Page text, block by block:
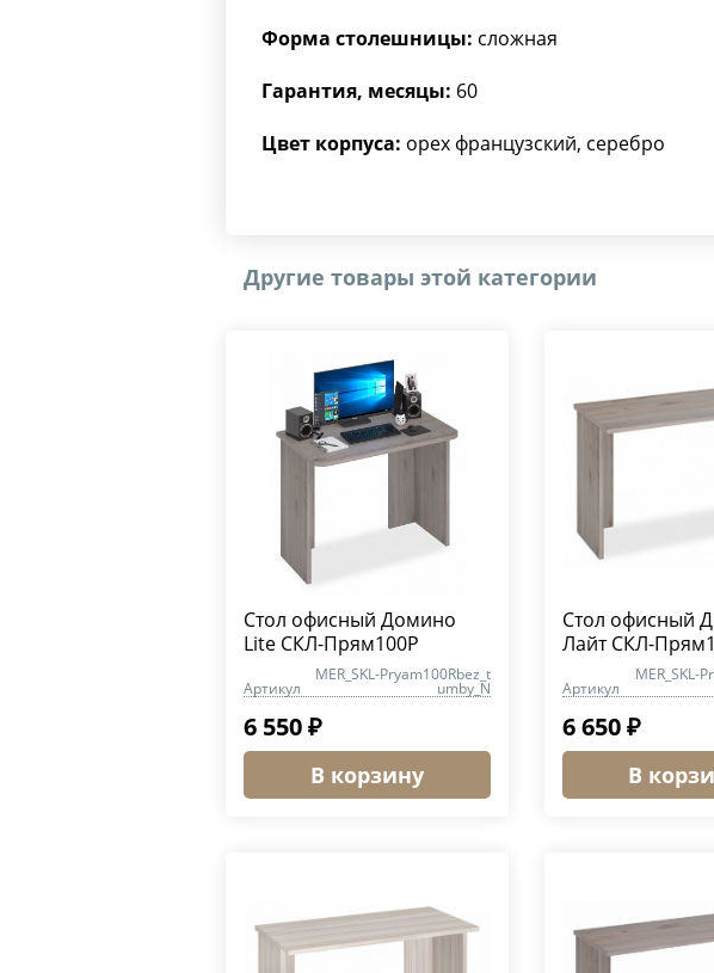
Форма столешницы: сложная
Гарантия, месяцы: 60
Цвет корпуса: орех французский, серебро
Другие товары этой категории
Стол офисный Домино
Lite СКЛ-Прям100Р
Артикул
MER_SKL-Pryam100Rbez_t
umby_N
6 550 ₽
В корзину
Стол офисный
Лайт СКЛ-
Артикул
MER_SKL-
6 650 ₽
В